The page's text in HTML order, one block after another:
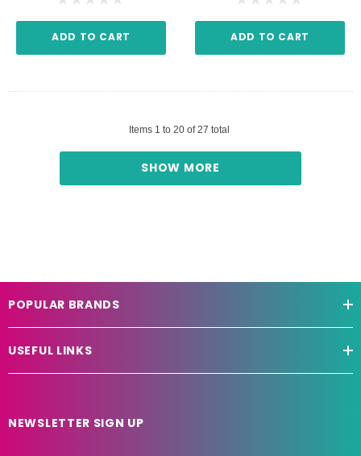
ADD TO CART ADD TO CART
Items 1 to 20 of27 total
SHOW MORE
POPULAR BRANDS
USEFUL LINKS
NEWSLETTER SIGN UP